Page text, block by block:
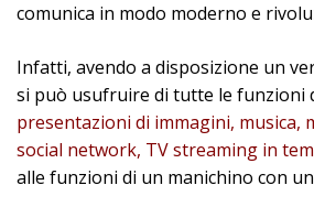
comunica in modo moderno e
Infatti, avendo a disposizione un
si può usufruire di tutte le funzioni
presentazioni di immagini, musica,
social network, TV streaming in
alle funzioni di un manichino con